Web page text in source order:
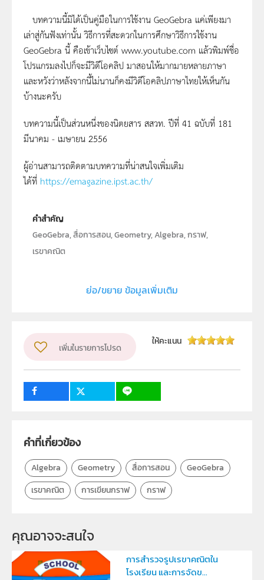
บทความนี้มิได้เป็นคู่มือในการใช้งาน GeoGebra แค่เพียงมา
เล่าสู่กันฟังเท่านั้น วิธีการที่สะดวกในการศึกษาวิธีการใช้งาน
GeoGebra นี้ คือเข้าเว็บไซต์ www.youtube.com แล้วพิมพ์ชื่อ
โปรแกรมลงไปก็จะมีวิดีโอคลิป มาสอนให้มากมายหลายภาษา
และหวังว่าหลังจากนี้ไม่นานก็คงมีวิดีโอคลิปภาษาไทยให้เห็นกัน
บ้างนะครับ
บทความนี้เป็นส่วนหนึ่งของนิตยสาร สสวท. ปีที่ 41 ฉบับที่ 181
มีนาคม - เมษายน 2556
ผู้อ่านสามารถติดตามบทความที่น่าสนใจเพิ่มเติม
ได้ที่ https://emagazine.ipst.ac.th/
คำสำคัญ
GeoGebra, สื่อการสอน, Geometry, Algebra, กราฟ,
เรขาคณิต
พงศักดิ์ วุฒิสันต์
วิชา
ปฐมวัย, ป.1, ป.2, ป.3, ป.4, ป.5, ป.6, ม.1, ม.2, ม.3, ม.4, ม.5,
กลุ่มเป้าหมาย
ครู, นักเรียน, บุคคลทั่วไป
ย่อ/ขยาย ข้อมูลเพิ่มเติม
เพิ่มในรายการโปรด
ให้คะแนน
คำที่เกี่ยวข้อง
Algebra Geometry สื่อการสอน
GeoGebra
เรขาคณิต
การเขียนกราฟ กราฟ
คุณอาจจะสนใจ
การสำรวจรูปเรขาคณิตใน
โรงเรียน และการจัดข...